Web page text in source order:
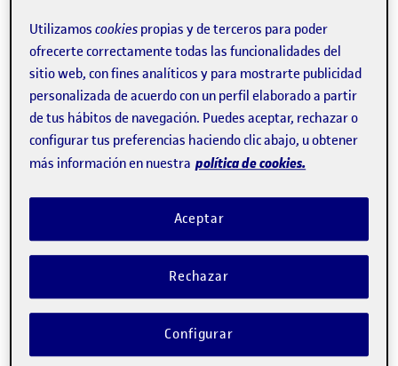
Cada año celebramos las jornadas Alumni, un
espacio donde puedes participar y ser parte
de una comunidad que valora el intercambio
de ideas, experiencias y conexiones. Un punto
de encuentro para quienes que buscan el
éxito.
Utilizamoscookies propias y de terceros para poder
ofrecerte correctamente todas las funcionalidades del
sitio web, con fines analíticos y para mostrarte publicidad
personalizada de acuerdo con un perfil elaborado a partir
de tus hábitos de navegación. Puedes aceptar, rechazar o
configurar tus preferencias haciendo clic abajo, u obtener
más información en nuestra política de cookies.
Rechazar
Aceptar
Configurar